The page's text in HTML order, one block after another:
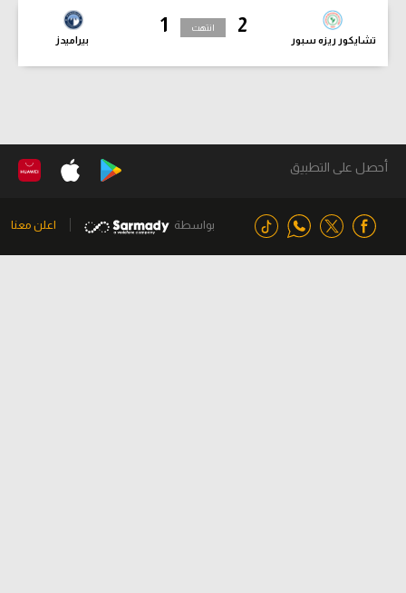
2
تشايكور ريزه سبور
1
بيراميدز
انتهت
أحصل على التطبيق
بواسطة اعلن معنا